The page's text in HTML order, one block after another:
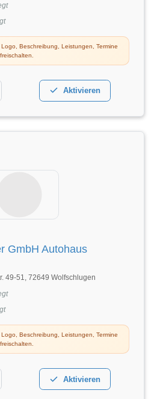
Logo, Beschreibung, Leistungen, Termine
Aktivieren
GmbH Autohaus
49-51, 72649 Wolfschlugen
Logo, Beschreibung, Leistungen, Termine
Aktivieren